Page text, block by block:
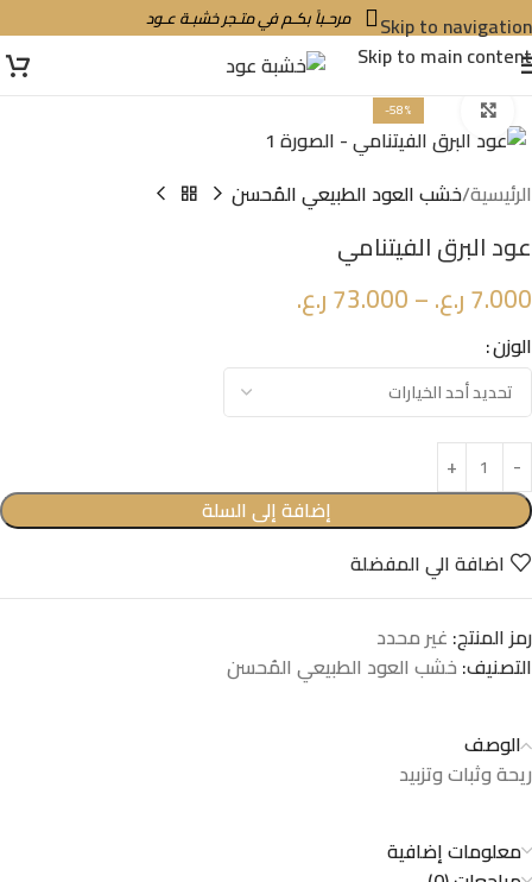
Skip to navigation
Skip to main content
مرحـباً بكـم في متـجر خشبـة عـود
-58%
Click to enlarge
الرئيسية خشب العود الطبيعي المُحسن
عود البرق الفيتنامي
7.000ر.ع.–
73.000ر.ع.
الوزن
إضافة إلى السلة
اضافة الي المفضلة
رمز المنتج: غير محدد
التصنيف: خشب العود الطبيعي المُحسن
الوصف
ريحة وثبات وتزبيد
معلومات إضافية